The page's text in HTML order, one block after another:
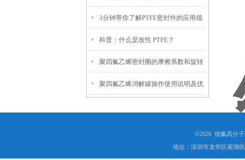
3分钟带你了解PTFE密封件的应用领
域
科普：什么是改性 PTFE？
聚四氟乙烯密封圈的摩擦系数和旋转
运动
聚四氟乙烯消解罐操作使用说明及优
©2026 德氟高分子
地址：深圳市龙华区观湖